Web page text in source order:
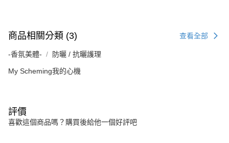
商品相關分類 (3) 查看全部
-香氛美體- 防曬 / 抗曬護理
My Scheming我的心機
評價
喜歡這個商品嗎？購買後給他一個好評吧